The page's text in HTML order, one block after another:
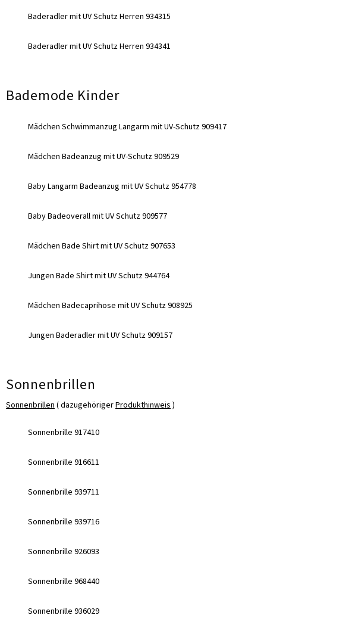
Baderadler mit UV Schutz Herren 934315
Baderadler mit UV Schutz Herren 934341
Bademode Kinder
Mädchen Schwimmanzug Langarm mit UV-Schutz 909417
Mädchen Badeanzug mit UV-Schutz 909529
Baby Langarm Badeanzug mit UV Schutz 954778
Baby Badeoverall mit UV Schutz 909577
Mädchen Bade Shirt mit UV Schutz 907653
Jungen Bade Shirt mit UV Schutz 944764
Mädchen Badecaprihose mit UV Schutz 908925
Jungen Baderadler mit UV Schutz 909157
Sonnenbrillen
Sonnenbrillen ( dazugehörigerProdukthinweis )
Sonnenbrille 917410
Sonnenbrille 916611
Sonnenbrille 939711
Sonnenbrille 939716
Sonnenbrille 926093
Sonnenbrille 968440
Sonnenbrille 936029